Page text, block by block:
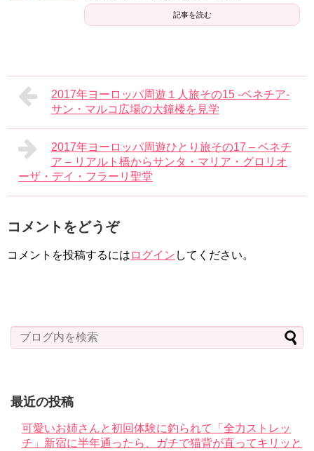
記事を読む
2017年ヨーロッパ周遊１人旅その15 -ベネチア-
サン・マルコ広場の大鐘楼を見学
2017年ヨーロッパ周遊ひとり旅その17 – ベネチ
ア – リアルト橋からサンタ・マリア・グロリオ
ーザ・デイ・フラーリ聖堂
コメントをどうぞ
コメントを投稿するには ログイン してください。
最近の投稿
可愛いお姉さんと初回体験に釣られて「全力ストレッ
チ」新宿に半年通ったら、ガチで猫背が直ってキリッと